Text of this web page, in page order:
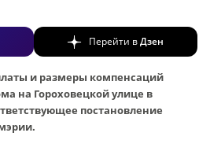
Перейти вДзен
и размеры компенсаций
на Гороховецкой улице в
постановление